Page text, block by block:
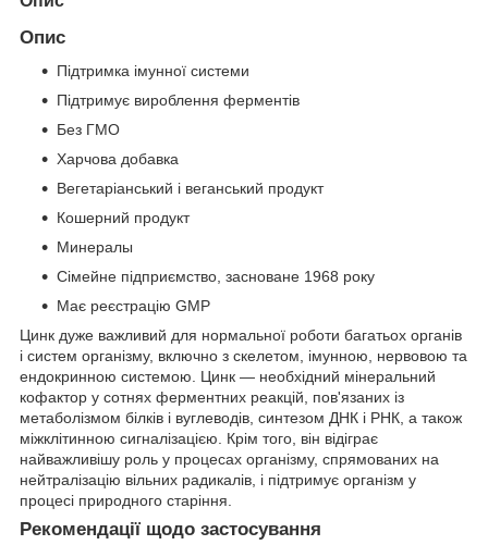
Опис
Підтримка імунної системи
Підтримує вироблення ферментів
Без ГМО
Харчова добавка
Вегетаріанський і веганський продукт
Кошерний продукт
Минералы
Сімейне підприємство, засноване 1968 року
Має реєстрацію GMP
Цинк дуже важливий для нормальної роботи багатьох органів
і систем організму, включно з скелетом, імунною, нервовою та
ендокринною системою. Цинк — необхідний мінеральний
кофактор у сотнях ферментних реакцій, пов'язаних із
метаболізмом білків і вуглеводів, синтезом ДНК і РНК, а також
міжклітинною сигналізацією. Крім того, він відіграє
найважливішу роль у процесах організму, спрямованих на
нейтралізацію вільних радикалів, і підтримує організм у
процесі природного старіння.
Рекомендації щодо застосування